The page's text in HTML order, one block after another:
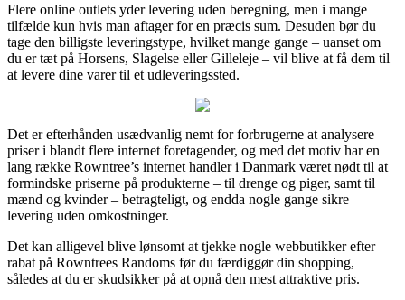
Flere online outlets yder levering uden beregning, men i mange
tilfælde kun hvis man aftager for en præcis sum. Desuden bør du
tage den billigste leveringstype, hvilket mange gange – uanset om
du er tæt på Horsens, Slagelse eller Gilleleje – vil blive at få dem til
at levere dine varer til et udleveringssted.
Det er efterhånden usædvanlig nemt for forbrugerne at analysere
priser i blandt flere internet foretagender, og med det motiv har en
lang række Rowntree’s internet handler i Danmark været nødt til at
formindske priserne på produkterne – til drenge og piger, samt til
mænd og kvinder – betragteligt, og endda nogle gange sikre
levering uden omkostninger.
Det kan alligevel blive lønsomt at tjekke nogle webbutikker efter
rabat på Rowntrees Randoms før du færdiggør din shopping,
således at du er skudsikker på at opnå den mest attraktive pris.